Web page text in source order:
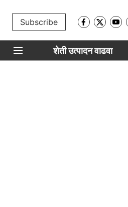
Subscribe
शेती उत्पादन वाढवा